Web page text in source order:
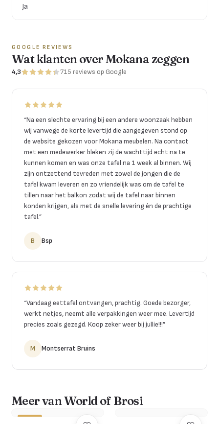
Ja
GOOGLE REVIEWS
Wat klanten over Mokana zeggen
4,3 715 reviews op Google
“Na een slechte ervaring bij een andere woonzaak hebben
wij vanwege de korte levertijd die aangegeven stond op
de website gekozen voor Mokana meubelen. Na contact
met een medewerker bleken zij de wachttijd echt na te
kunnen komen en was onze tafel na 1 week al binnen. Wij
zijn ontzettend tevreden met zowel de jongen die de
tafel kwam leveren en zo vriendelijk was om de tafel te
tillen naar het balkon zodat wij de tafel naar binnen
konden krijgen, als met de snelle levering én de prachtige
tafel.”
B Bsp
“Vandaag eettafel ontvangen, prachtig. Goede bezorger,
werkt netjes, neemt alle verpakkingen weer mee. Levertijd
precies zoals gezegd. Koop zeker weer bij jullie!!!”
M Montserrat Bruins
Meer van World of Brosi